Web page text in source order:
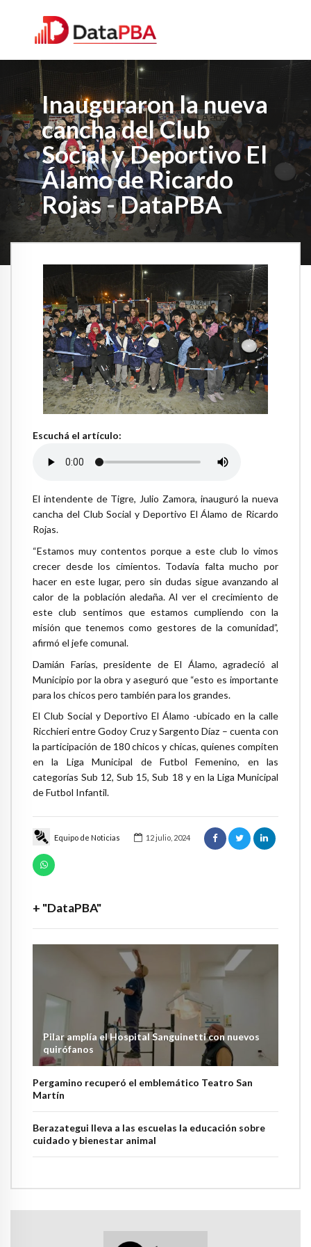
Inauguraron la nueva
cancha del Club
Social y Deportivo El
Álamo de Ricardo
Rojas - DataPBA
Equipo de Noticias 12 julio, 2024
+ "DataPBA"
Pilar amplía el Hospital Sanguinetti con nuevos
quirófanos
Pergamino recuperó el emblemático Teatro San
Martín
Berazategui lleva a las escuelas la educación sobre
cuidado y bienestar animal
Escuchá el artículo:
El intendente de Tigre, Julio Zamora, inauguró la nueva
cancha del Club Social y Deportivo El Álamo de Ricardo
Rojas.
“Estamos muy contentos porque a este club lo vimos
crecer desde los cimientos. Todavía falta mucho por
hacer en este lugar, pero sin dudas sigue avanzando al
calor de la población aledaña. Al ver el crecimiento de
este club sentimos que estamos cumpliendo con la
misión que tenemos como gestores de la comunidad”,
afirmó el jefe comunal.
Damián Farías, presidente de El Álamo, agradeció al
Municipio por la obra y aseguró que “esto es importante
para los chicos pero también para los grandes.
El Club Social y Deportivo El Álamo -ubicado en la calle
Ricchieri entre Godoy Cruz y Sargento Díaz – cuenta con
la participación de 180 chicos y chicas, quienes compiten
en la Liga Municipal de Futbol Femenino, en las
categorías Sub 12, Sub 15, Sub 18 y en la Liga Municipal
de Futbol Infantil.